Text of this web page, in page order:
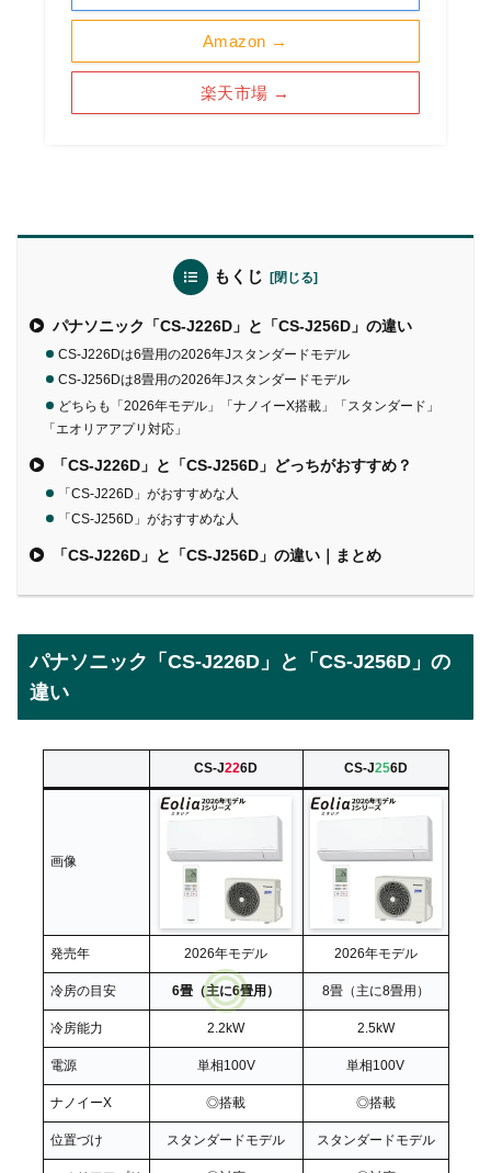
Amazon →
楽天市場 →
もくじ
パナソニック「CS-J226D」と「CS-J256D」の違い
CS-J226Dは6畳用の2026年Jスタンダードモデル
CS-J256Dは8畳用の2026年Jスタンダードモデル
どちらも「2026年モデル」「ナノイーX搭載」「スタンダード」
「エオリアアプリ対応」
「CS-J226D」と「CS-J256D」どっちがおすすめ？
「CS-J226D」がおすすめな人
「CS-J256D」がおすすめな人
「CS-J226D」と「CS-J256D」の違い｜まとめ
パナソニック「CS-J226D」と「CS-J256D」の
違い
CS-J226D CS-J256D
画像
発売年 2026年モデル 2026年モデル
冷房の目安 6畳（主に6畳用） 8畳（主に8畳用）
冷房能力 2.2kW 2.5kW
電源 単相100V 単相100V
ナノイーX ◎搭載 ◎搭載
位置づけ スタンダードモデル スタンダードモデル